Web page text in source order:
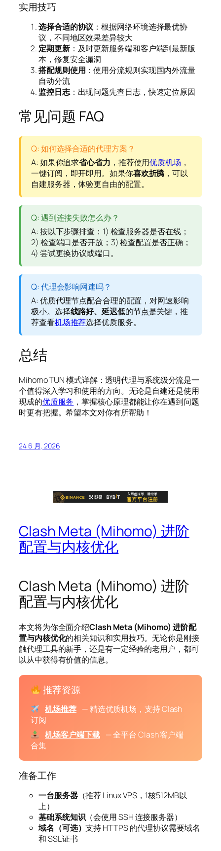
实用技巧
选择合适的协议 ：根据网络环境选择最优协
议，不同地区效果差异较大
定期更新：及时更新服务端和客户端到最新版
本，修复安全漏洞
搭配规则使用 ：使用分流规则实现国内外流量
自动分流
监控日志：出现问题先查日志，快速定位原因
常见问题 FAQ
Q: 如何选择合适的代理方案？
A: 如果你追求省心省力 ，推荐使用优质机场 ，
一键订阅，即开即用。如果你喜欢折腾 ，可以
自建服务器，体验更自由的配置。
Q: 遇到连接失败怎么办？
A: 按以下步骤排查：1) 检查服务器是否在线；
2) 检查端口是否开放；3) 检查配置是否正确；
4) 尝试更换协议或端口。
Q: 代理会影响网速吗？
A: 优质代理节点配合合理的配置，对网速影响
极小。选择线路好、延迟低的节点是关键，推
荐查看机场推荐选择优质服务。
总结
Mihomo TUN 模式详解：透明代理与系统级分流是一
个值得深入学习和使用的方向。无论是自建还是使用
现成的优质服务 ，掌握核心原理都能让你在遇到问题
时更有把握。希望本文对你有所帮助！
24 6 月, 2026
Clash Meta (Mihomo) 进阶
配置与内核优化
Clash Meta (Mihomo) 进阶
配置与内核优化
本文将为你全面介绍Clash Meta (Mihomo) 进阶配
置与内核优化的相关知识和实用技巧。无论你是刚接
触代理工具的新手，还是有一定经验的老用户，都可
以从中获得有价值的信息。
推荐资源
机场推荐 — 精选优质机场，支持 Clash
订阅
机场客户端下载 — 全平台 Clash 客户端
合集
准备工作
一台服务器（推荐 Linux VPS，1核512MB以
上）
基础系统知识（会使用 SSH 连接服务器）
域名（可选）支持 HTTPS 的代理协议需要域名
和 SSL 证书